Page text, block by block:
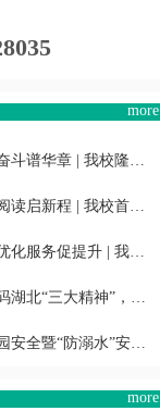
more
年新发展团员入团仪式暨五四表彰大会
书香光科·阅见成长”主题活动正式启动
开后勤服务质量意见征询学生座谈会
神”，这堂团课我们这样上
“防溺水”安全工作布置会
more